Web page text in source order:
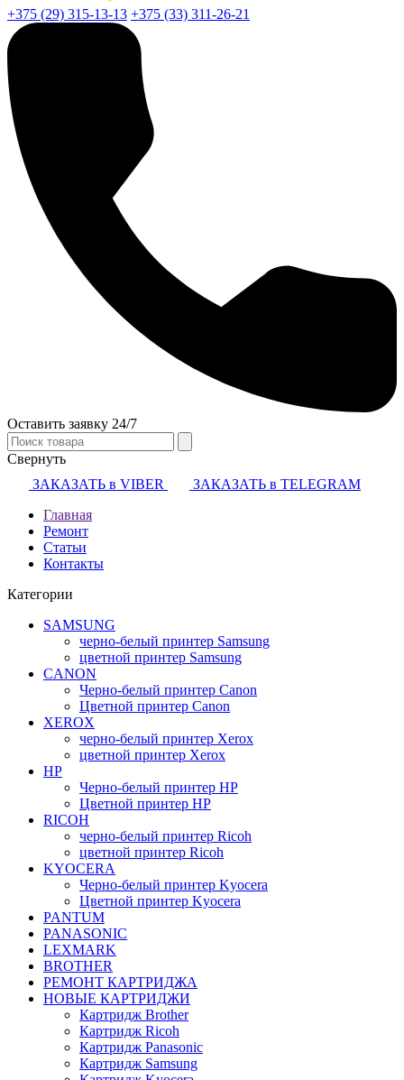
+375 (29) 315-13-13 +375 (33) 311-26-21
Оставить заявку 24/7
Свернуть
ЗАКАЗАТЬ в VIBER
ЗАКАЗАТЬ в TELEGRAM
Главная
Ремонт
Статьи
Контакты
Категории
SAMSUNG
черно-белый принтер Samsung
цветной принтер Samsung
CANON
Черно-белый принтер Canon
Цветной принтер Canon
XEROX
черно-белый принтер Xerox
цветной принтер Xerox
HP
Черно-белый принтер HP
Цветной принтер HP
RICOH
черно-белый принтер Ricoh
цветной принтер Ricoh
KYOCERA
Черно-белый принтер Kyocera
Цветной принтер Kyocera
PANTUM
PANASONIC
LEXMARK
BROTHER
РЕМОНТ КАРТРИДЖА
НОВЫЕ КАРТРИДЖИ
Картридж Brother
Картридж Ricoh
Картридж Panasonic
Картридж Samsung